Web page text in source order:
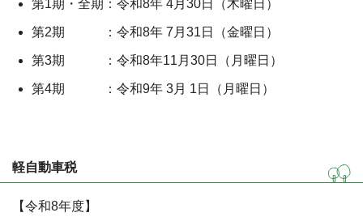
第1期・全期：令和8年 4月30日（木曜日）
第2期 ：令和8年 7月31日（金曜日）
第3期 ：令和8年11月30日（月曜日）
第4期 ：令和9年 3月 1日（月曜日）
軽自動車税
【令和8年度】